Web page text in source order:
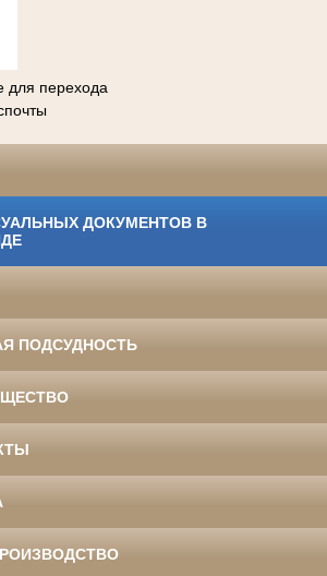
для перехода
ДОКУМЕНТОВ В
ПОДСУДНОСТЬ